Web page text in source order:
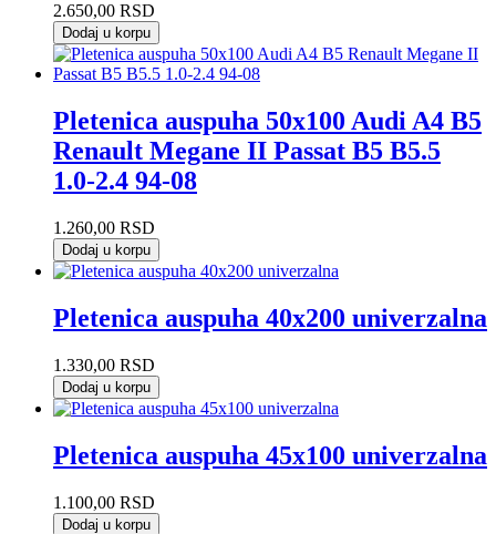
2.650,00 RSD
Dodaj u korpu
Pletenica auspuha 50x100 Audi A4 B5
Renault Megane II Passat B5 B5.5
1.0-2.4 94-08
1.260,00 RSD
Dodaj u korpu
Pletenica auspuha 40x200 univerzalna
1.330,00 RSD
Dodaj u korpu
Pletenica auspuha 45x100 univerzalna
1.100,00 RSD
Dodaj u korpu